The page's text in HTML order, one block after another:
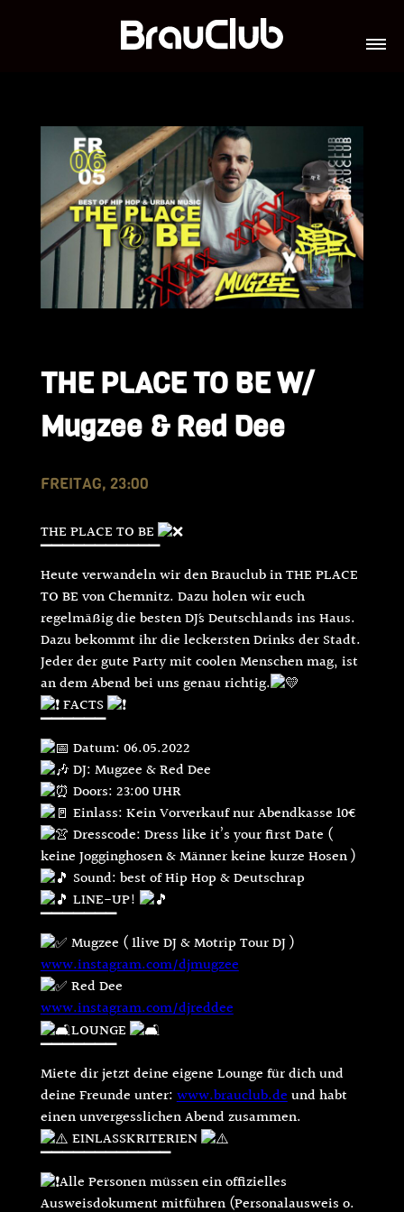
THE PLACE TO BE W/
Mugzee & Red Dee
FREITAG, 23:00
THE PLACE TO BE
▔▔▔▔▔▔▔▔▔▔▔
Heute verwandeln wir den Brauclub in THE PLACE
TO BE von Chemnitz. Dazu holen wir euch
regelmäßig die besten DJ´s Deutschlands ins Haus.
Dazu bekommt ihr die leckersten Drinks der Stadt.
Jeder der gute Party mit coolen Menschen mag, ist
an dem Abend bei uns genau richtig.
FACTS
▔▔▔▔▔▔
Datum: 06.05.2022
DJ: Mugzee & Red Dee
Doors: 23:00 UHR
Einlass: Kein Vorverkauf nur Abendkasse 10€
Dresscode: Dress like it’s your first Date (
keine Jogginghosen & Männer keine kurze Hosen )
Sound: best of Hip Hop & Deutschrap
LINE-UP!
Mugzee ( 1live DJ & Motrip Tour DJ )
www.instagram.com/djmugzee
Red Dee
www.instagram.com/djreddee
LOUNGE
▔▔▔▔▔▔▔
Miete dir jetzt deine eigene Lounge für dich und
deine Freunde unter:www.brauclub.deund habt
einen unvergesslichen Abend zusammen.
EINLASSKRITERIEN
▔▔▔▔▔▔▔▔▔▔▔▔
Alle Personen müssen ein offizielles
Ausweisdokument mitführen (Personalausweis o.
GALERIE
TEAM
VIP-LOUNGES
JOBS